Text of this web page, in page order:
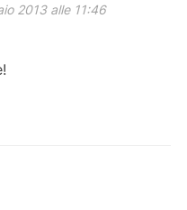
2013 alle 11:46